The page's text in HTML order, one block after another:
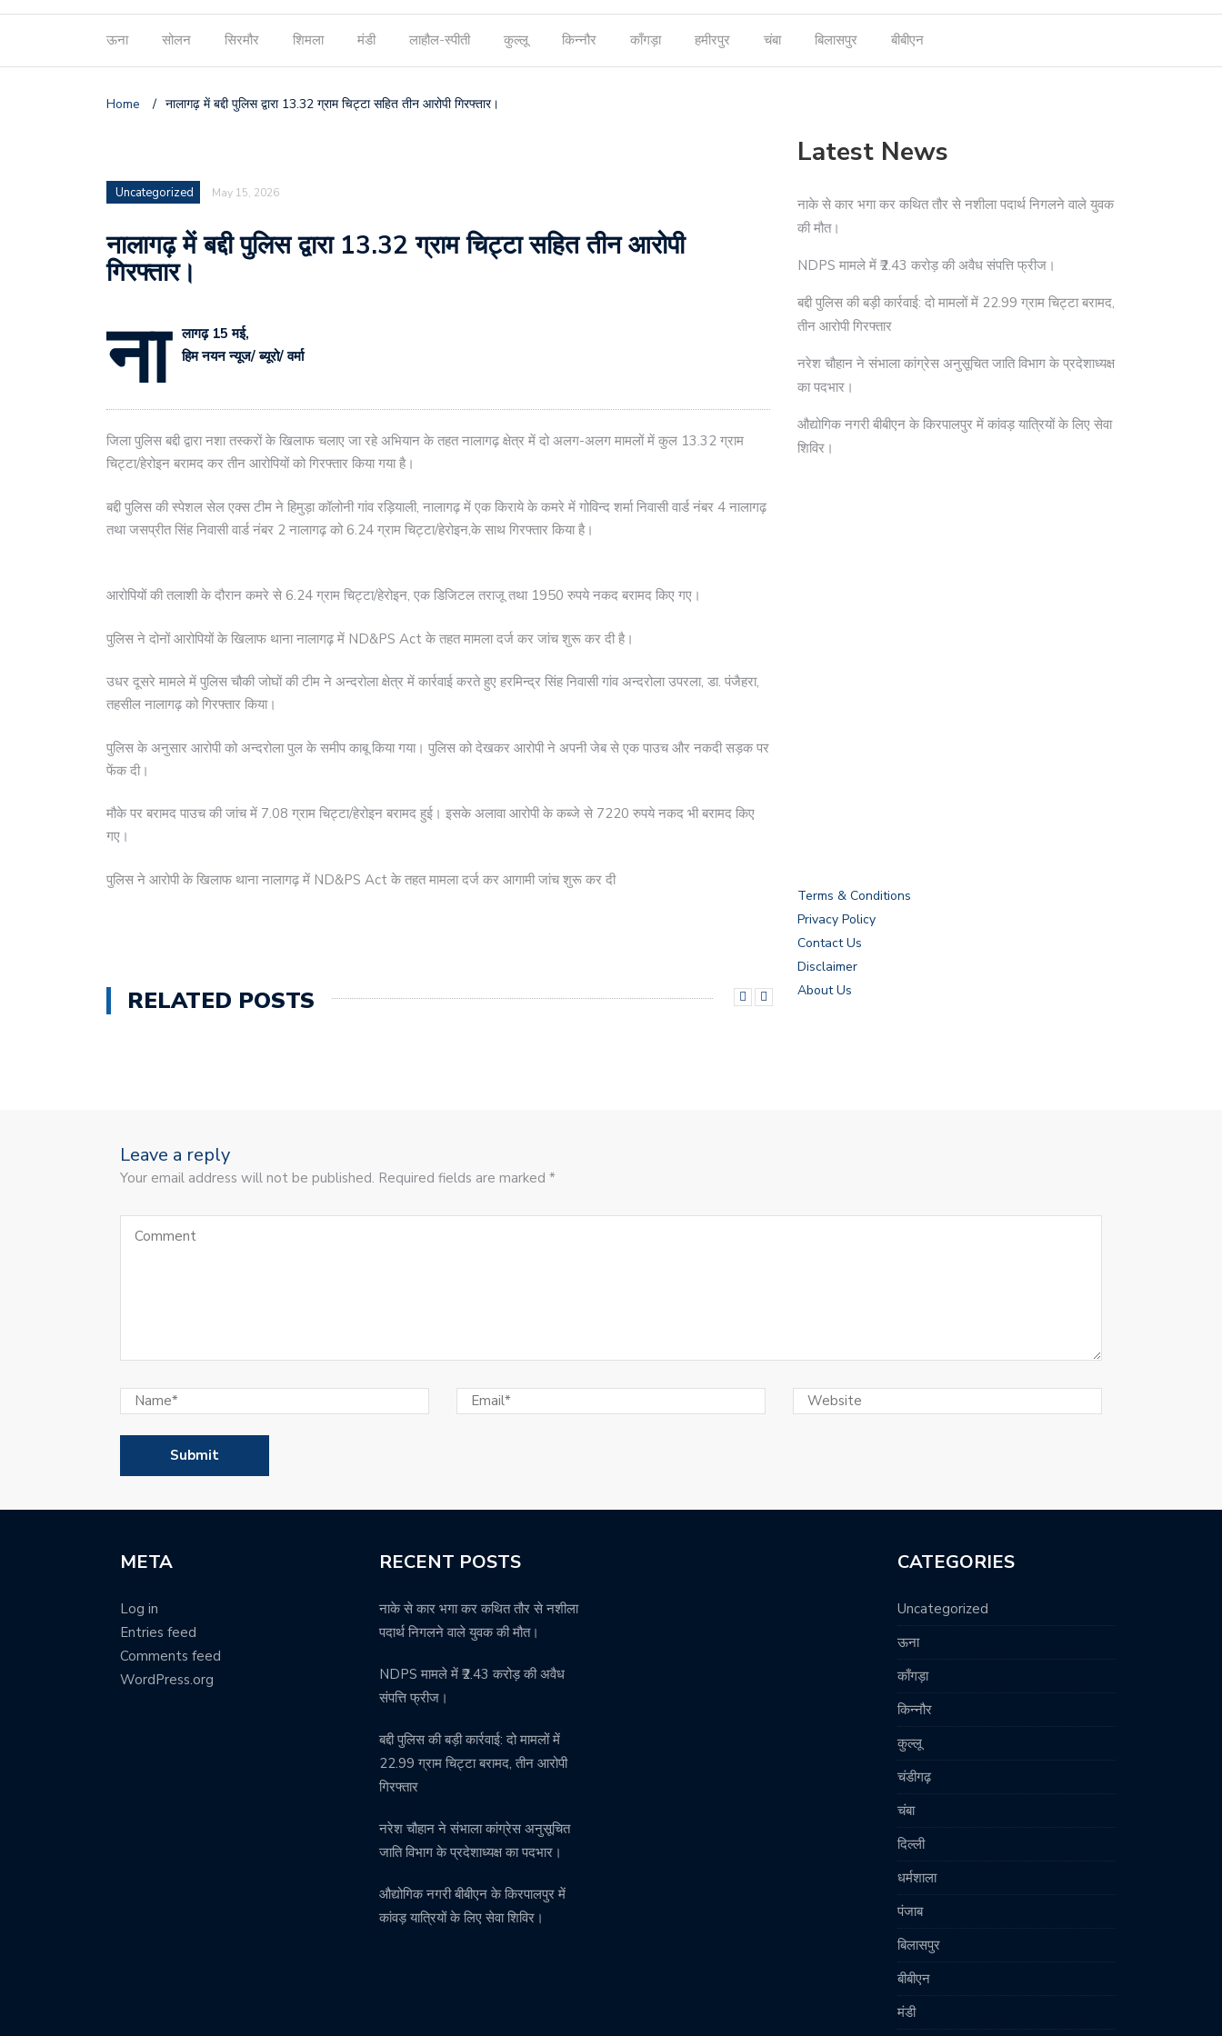
ऊना सोलन सिरमौर शिमला मंडी लाहौल-स्पीती कुल्लू किन्नौर काँगड़ा हमीरपुर चंबा बिलासपुर बीबीएन
Home / नालागढ़ में बद्दी पुलिस द्वारा 13.32 ग्राम चिट्टा सहित तीन आरोपी गिरफ्तार।
Uncategorized May 15, 2026
नालागढ़ में बद्दी पुलिस द्वारा 13.32 ग्राम चिट्टा सहित तीन आरोपी
गिरफ्तार।
ना
लागढ़ 15 मई,
हिम नयन न्यूज/ ब्यूरो/ वर्मा
जिला पुलिस बद्दी द्वारा नशा तस्करों के खिलाफ चलाए जा रहे अभियान के तहत नालागढ़ क्षेत्र में दो अलग-अलग मामलों में कुल 13.32 ग्राम
चिट्टा/हेरोइन बरामद कर तीन आरोपियों को गिरफ्तार किया गया है।
बद्दी पुलिस की स्पेशल सेल एक्स टीम ने हिमुड़ा कॉलोनी गांव रड़ियाली, नालागढ़ में एक किराये के कमरे में गोविन्द शर्मा निवासी वार्ड नंबर 4 नालागढ़
तथा जसप्रीत सिंह निवासी वार्ड नंबर 2 नालागढ़ को 6.24 ग्राम चिट्टा/हेरोइन,के साथ गिरफ्तार किया है।
आरोपियों की तलाशी के दौरान कमरे से 6.24 ग्राम चिट्टा/हेरोइन, एक डिजिटल तराजू तथा 1950 रुपये नकद बरामद किए गए।
पुलिस ने दोनों आरोपियों के खिलाफ थाना नालागढ़ में ND&PS Act के तहत मामला दर्ज कर जांच शुरू कर दी है।
उधर दूसरे मामले में पुलिस चौकी जोघों की टीम ने अन्दरोला क्षेत्र में कार्रवाई करते हुए हरमिन्द्र सिंह निवासी गांव अन्दरोला उपरला, डा. पंजैहरा,
तहसील नालागढ़ को गिरफ्तार किया।
पुलिस के अनुसार आरोपी को अन्दरोला पुल के समीप काबू किया गया। पुलिस को देखकर आरोपी ने अपनी जेब से एक पाउच और नकदी सड़क पर
फेंक दी।
मौके पर बरामद पाउच की जांच में 7.08 ग्राम चिट्टा/हेरोइन बरामद हुई। इसके अलावा आरोपी के कब्जे से 7220 रुपये नकद भी बरामद किए
गए।
पुलिस ने आरोपी के खिलाफ थाना नालागढ़ में ND&PS Act के तहत मामला दर्ज कर आगामी जांच शुरू कर दी
RELATED POSTS
Latest News
नाके से कार भगा कर कथित तौर से नशीला पदार्थ निगलने वाले युवक
की मौत।
NDPS मामले में ₹2.43 करोड़ की अवैध संपत्ति फ्रीज।
बद्दी पुलिस की बड़ी कार्रवाई: दो मामलों में 22.99 ग्राम चिट्टा बरामद,
तीन आरोपी गिरफ्तार
नरेश चौहान ने संभाला कांग्रेस अनुसूचित जाति विभाग के प्रदेशाध्यक्ष
का पदभार।
औद्योगिक नगरी बीबीएन के किरपालपुर में कांवड़ यात्रियों के लिए सेवा
शिविर।
Terms & Conditions
Privacy Policy
Contact Us
Disclaimer
About Us
Leave a reply
Your email address will not be published. Required fields are marked *
META
Log in
Entries feed
Comments feed
WordPress.org
RECENT POSTS
नाके से कार भगा कर कथित तौर से नशीला
पदार्थ निगलने वाले युवक की मौत।
NDPS मामले में ₹2.43 करोड़ की अवैध
संपत्ति फ्रीज।
बद्दी पुलिस की बड़ी कार्रवाई: दो मामलों में
22.99 ग्राम चिट्टा बरामद, तीन आरोपी
गिरफ्तार
नरेश चौहान ने संभाला कांग्रेस अनुसूचित
जाति विभाग के प्रदेशाध्यक्ष का पदभार।
औद्योगिक नगरी बीबीएन के किरपालपुर में
कांवड़ यात्रियों के लिए सेवा शिविर।
CATEGORIES
Uncategorized
ऊना
काँगड़ा
किन्नौर
कुल्लू
चंडीगढ़
चंबा
दिल्ली
धर्मशाला
पंजाब
बिलासपुर
बीबीएन
मंडी